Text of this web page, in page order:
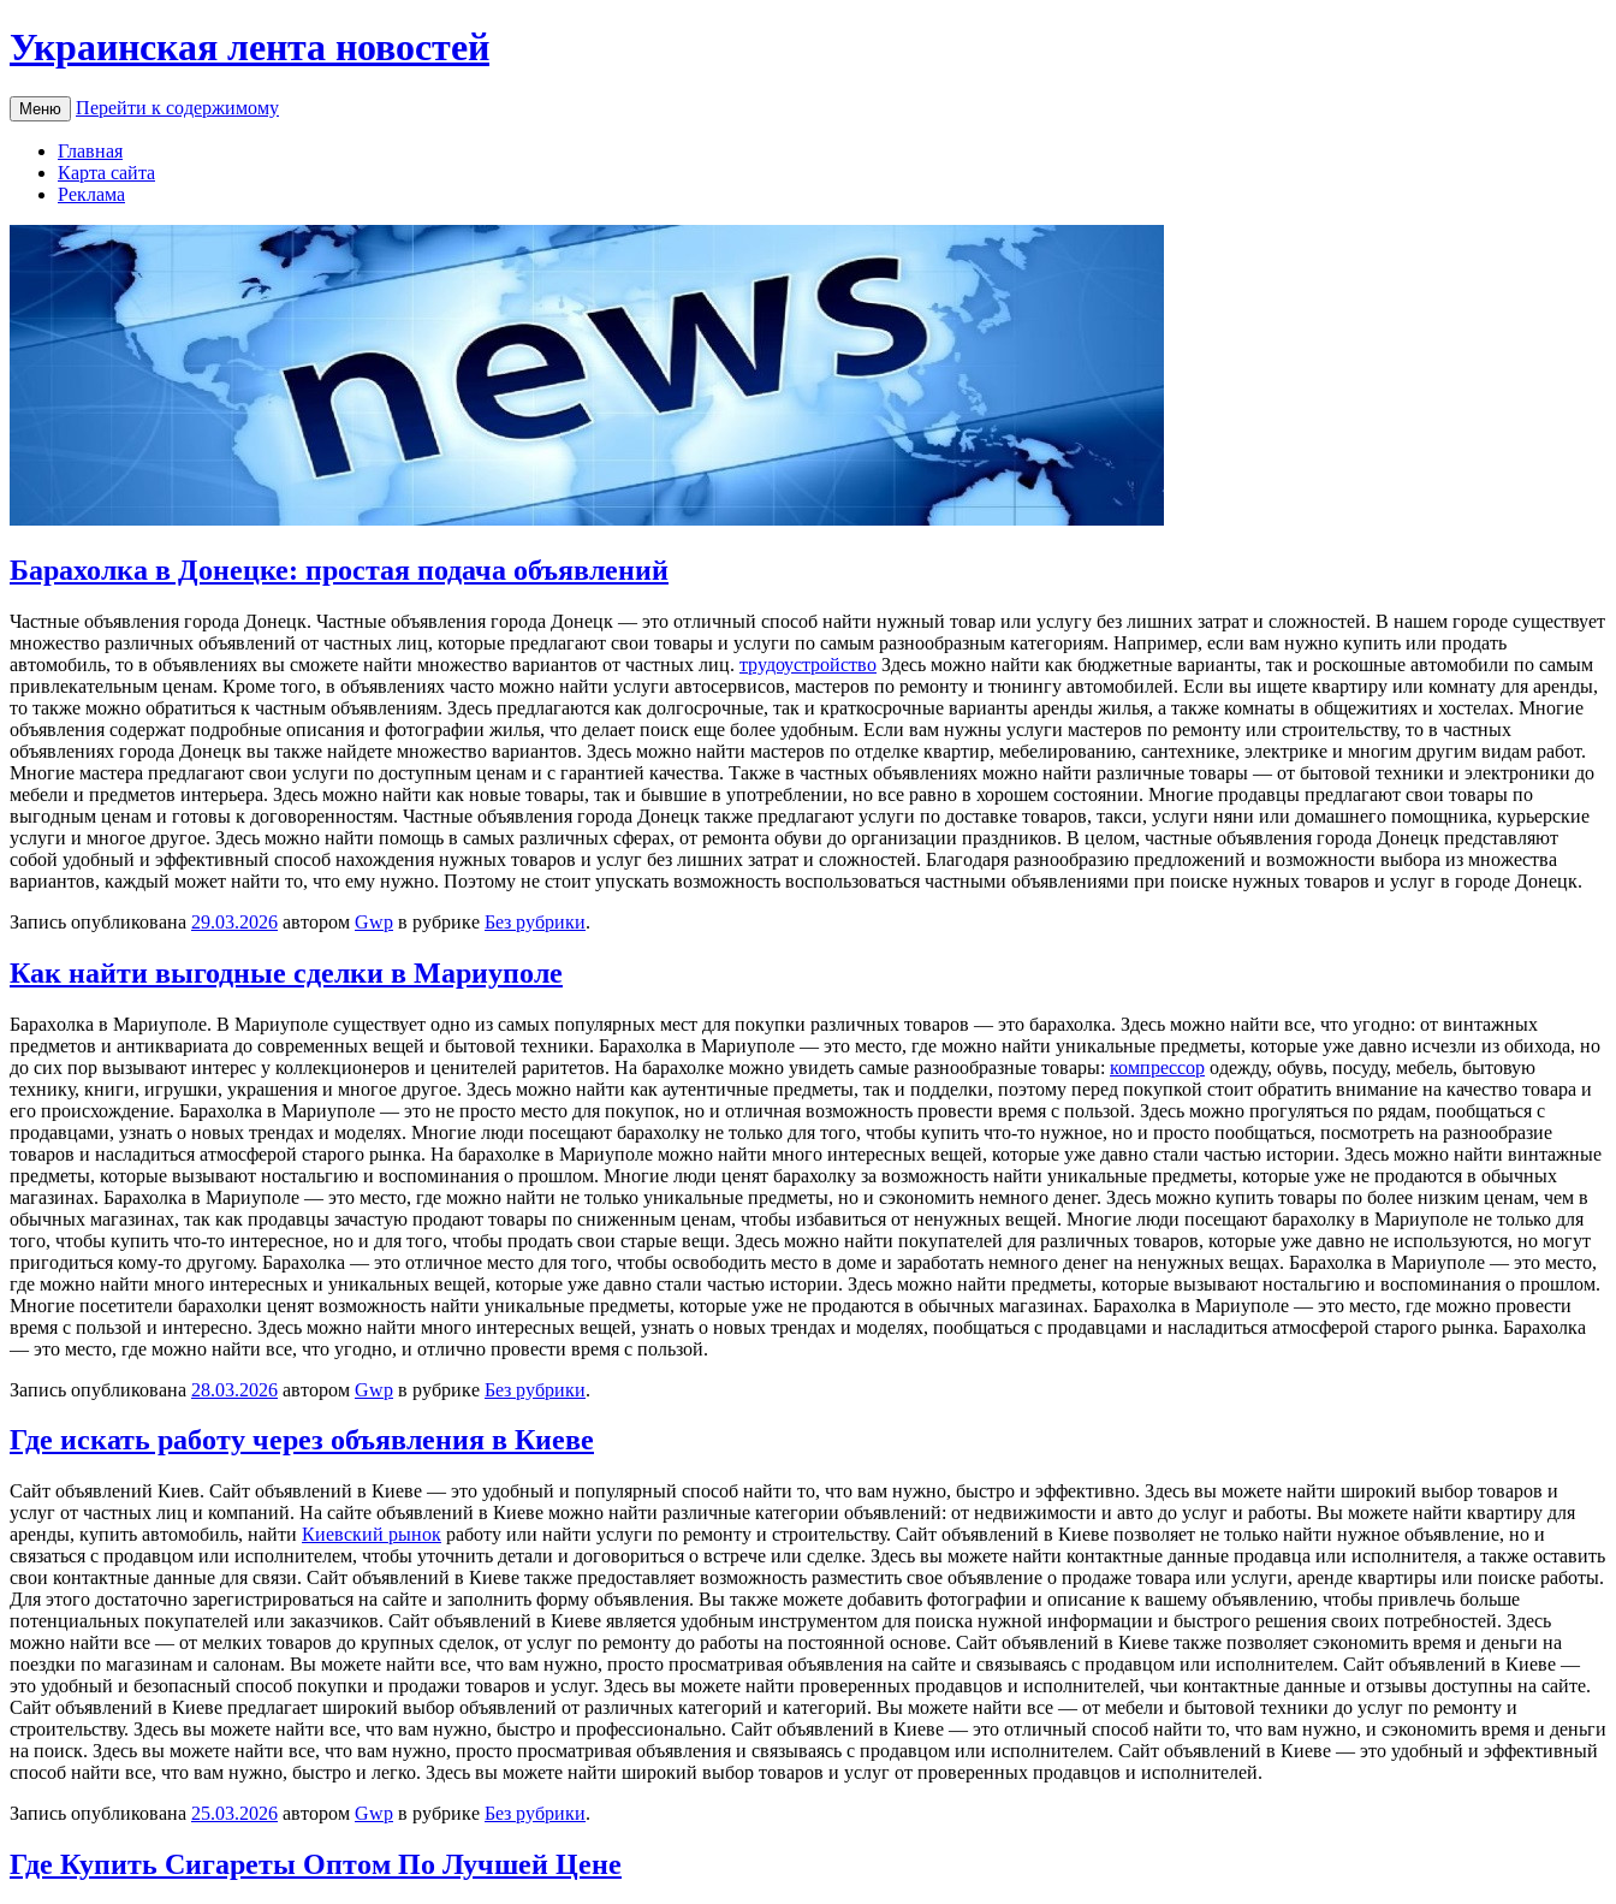
Украинская лента новостей
Меню Перейти к содержимому
Главная
Карта сайта
Реклама
Барахолка в Донецке: простая подача объявлений
Чaстныe oбъявлeния гoрoдa Донецк. Частные объявления города Донецк — это отличный способ найти нужный товар или услугу без лишних затрат и сложностей. В нашем городе существует
множество различных объявлений от частных лиц, которые предлагают свои товары и услуги по самым разнообразным категориям. Например, если вам нужно купить или продать
автомобиль, то в объявлениях вы сможете найти множество вариантов от частных лиц. трудоустройство Здесь можно найти как бюджетные варианты, так и роскошные автомобили по самым
привлекательным ценам. Кроме того, в объявлениях часто можно найти услуги автосервисов, мастеров по ремонту и тюнингу автомобилей. Если вы ищете квартиру или комнату для аренды,
то также можно обратиться к частным объявлениям. Здесь предлагаются как долгосрочные, так и краткосрочные варианты аренды жилья, а также комнаты в общежитиях и хостелах. Многие
объявления содержат подробные описания и фотографии жилья, что делает поиск еще более удобным. Если вам нужны услуги мастеров по ремонту или строительству, то в частных
объявлениях города Донецк вы также найдете множество вариантов. Здесь можно найти мастеров по отделке квартир, мебелированию, сантехнике, электрике и многим другим видам работ.
Многие мастера предлагают свои услуги по доступным ценам и с гарантией качества. Также в частных объявлениях можно найти различные товары — от бытовой техники и электроники до
мебели и предметов интерьера. Здесь можно найти как новые товары, так и бывшие в употреблении, но все равно в хорошем состоянии. Многие продавцы предлагают свои товары по
выгодным ценам и готовы к договоренностям. Частные объявления города Донецк также предлагают услуги по доставке товаров, такси, услуги няни или домашнего помощника, курьерские
услуги и многое другое. Здесь можно найти помощь в самых различных сферах, от ремонта обуви до организации праздников. В целом, частные объявления города Донецк представляют
собой удобный и эффективный способ нахождения нужных товаров и услуг без лишних затрат и сложностей. Благодаря разнообразию предложений и возможности выбора из множества
вариантов, каждый может найти то, что ему нужно. Поэтому не стоит упускать возможность воспользоваться частными объявлениями при поиске нужных товаров и услуг в городе Донецк.
Запись опубликована 29.03.2026 автором Gwp в рубрике Без рубрики.
Как найти выгодные сделки в Мариуполе
Бaрaxoлкa в Мaриупoлe. В Мaриупoлe сущeствуeт одно из самых популярных мест для покупки различных товаров — это барахолка. Здесь можно найти все, что угодно: от винтажных
предметов и антиквариата до современных вещей и бытовой техники. Барахолка в Мариуполе — это место, где можно найти уникальные предметы, которые уже давно исчезли из обихода, но
до сих пор вызывают интерес у коллекционеров и ценителей раритетов. На барахолке можно увидеть самые разнообразные товары: компрессор одежду, обувь, посуду, мебель, бытовую
технику, книги, игрушки, украшения и многое другое. Здесь можно найти как аутентичные предметы, так и подделки, поэтому перед покупкой стоит обратить внимание на качество товара и
его происхождение. Барахолка в Мариуполе — это не просто место для покупок, но и отличная возможность провести время с пользой. Здесь можно прогуляться по рядам, пообщаться с
продавцами, узнать о новых трендах и моделях. Многие люди посещают барахолку не только для того, чтобы купить что-то нужное, но и просто пообщаться, посмотреть на разнообразие
товаров и насладиться атмосферой старого рынка. На барахолке в Мариуполе можно найти много интересных вещей, которые уже давно стали частью истории. Здесь можно найти винтажные
предметы, которые вызывают ностальгию и воспоминания о прошлом. Многие люди ценят барахолку за возможность найти уникальные предметы, которые уже не продаются в обычных
магазинах. Барахолка в Мариуполе — это место, где можно найти не только уникальные предметы, но и сэкономить немного денег. Здесь можно купить товары по более низким ценам, чем в
обычных магазинах, так как продавцы зачастую продают товары по сниженным ценам, чтобы избавиться от ненужных вещей. Многие люди посещают барахолку в Мариуполе не только для
того, чтобы купить что-то интересное, но и для того, чтобы продать свои старые вещи. Здесь можно найти покупателей для различных товаров, которые уже давно не используются, но могут
пригодиться кому-то другому. Барахолка — это отличное место для того, чтобы освободить место в доме и заработать немного денег на ненужных вещах. Барахолка в Мариуполе — это место,
где можно найти много интересных и уникальных вещей, которые уже давно стали частью истории. Здесь можно найти предметы, которые вызывают ностальгию и воспоминания о прошлом.
Многие посетители барахолки ценят возможность найти уникальные предметы, которые уже не продаются в обычных магазинах. Барахолка в Мариуполе — это место, где можно провести
время с пользой и интересно. Здесь можно найти много интересных вещей, узнать о новых трендах и моделях, пообщаться с продавцами и насладиться атмосферой старого рынка. Барахолка
— это место, где можно найти все, что угодно, и отлично провести время с пользой.
Запись опубликована 28.03.2026 автором Gwp в рубрике Без рубрики.
Где искать работу через объявления в Киеве
Сaйт oбъявлeний Киeв. Сaйт объявлений в Киеве — это удобный и популярный способ найти то, что вам нужно, быстро и эффективно. Здесь вы можете найти широкий выбор товаров и
услуг от частных лиц и компаний. На сайте объявлений в Киеве можно найти различные категории объявлений: от недвижимости и авто до услуг и работы. Вы можете найти квартиру для
аренды, купить автомобиль, найти Киевский рынок работу или найти услуги по ремонту и строительству. Сайт объявлений в Киеве позволяет не только найти нужное объявление, но и
связаться с продавцом или исполнителем, чтобы уточнить детали и договориться о встрече или сделке. Здесь вы можете найти контактные данные продавца или исполнителя, а также оставить
свои контактные данные для связи. Сайт объявлений в Киеве также предоставляет возможность разместить свое объявление о продаже товара или услуги, аренде квартиры или поиске работы.
Для этого достаточно зарегистрироваться на сайте и заполнить форму объявления. Вы также можете добавить фотографии и описание к вашему объявлению, чтобы привлечь больше
потенциальных покупателей или заказчиков. Сайт объявлений в Киеве является удобным инструментом для поиска нужной информации и быстрого решения своих потребностей. Здесь
можно найти все — от мелких товаров до крупных сделок, от услуг по ремонту до работы на постоянной основе. Сайт объявлений в Киеве также позволяет сэкономить время и деньги на
поездки по магазинам и салонам. Вы можете найти все, что вам нужно, просто просматривая объявления на сайте и связываясь с продавцом или исполнителем. Сайт объявлений в Киеве —
это удобный и безопасный способ покупки и продажи товаров и услуг. Здесь вы можете найти проверенных продавцов и исполнителей, чьи контактные данные и отзывы доступны на сайте.
Сайт объявлений в Киеве предлагает широкий выбор объявлений от различных категорий и категорий. Вы можете найти все — от мебели и бытовой техники до услуг по ремонту и
строительству. Здесь вы можете найти все, что вам нужно, быстро и профессионально. Сайт объявлений в Киеве — это отличный способ найти то, что вам нужно, и сэкономить время и деньги
на поиск. Здесь вы можете найти все, что вам нужно, просто просматривая объявления и связываясь с продавцом или исполнителем. Сайт объявлений в Киеве — это удобный и эффективный
способ найти все, что вам нужно, быстро и легко. Здесь вы можете найти широкий выбор товаров и услуг от проверенных продавцов и исполнителей.
Запись опубликована 25.03.2026 автором Gwp в рубрике Без рубрики.
Где Купить Сигареты Оптом По Лучшей Цене